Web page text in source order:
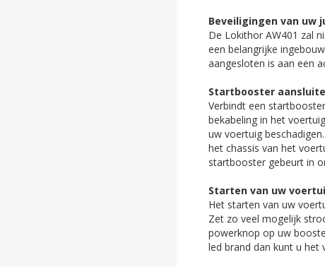
Beveiligingen van uw
De Lokithor AW401 zal
een belangrijke
aangesloten is aan een
Startbooster
Verbindt een
bekabeling in het
uw voertuig
het chassis van het
startbooster gebeurt in
Starten van uw
Het starten van uw
Zet zo veel mogelijk
powerknop op uw
led brand dan kunt u het